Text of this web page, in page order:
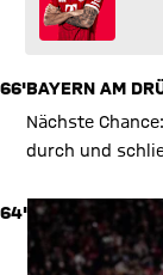
66'BAYERN AM
Nächste
durch und
64'